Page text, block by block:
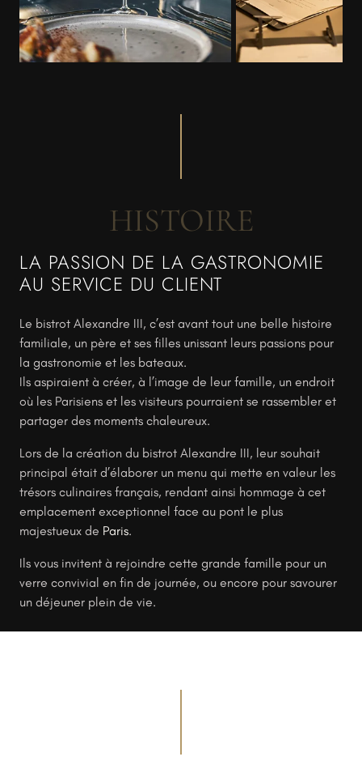
HISTOIRE
LA PASSION DE LA GASTRONOMIE
AU SERVICE DU CLIENT
Le bistrot Alexandre III, c’est avant tout une belle histoire
familiale, un père et ses filles unissant leurs passions pour
la gastronomie et les bateaux.
Ils aspiraient à créer, à l’image de leur famille, un endroit
où les Parisiens et les visiteurs pourraient se rassembler et
partager des moments chaleureux.
Lors de la création du bistrot Alexandre III, leur souhait
principal était d’élaborer un menu qui mette en valeur les
trésors culinaires français, rendant ainsi hommage à cet
emplacement exceptionnel face au pont le plus
majestueux de Paris.
Ils vous invitent à rejoindre cette grande famille pour un
verre convivial en fin de journée, ou encore pour savourer
un déjeuner plein de vie.